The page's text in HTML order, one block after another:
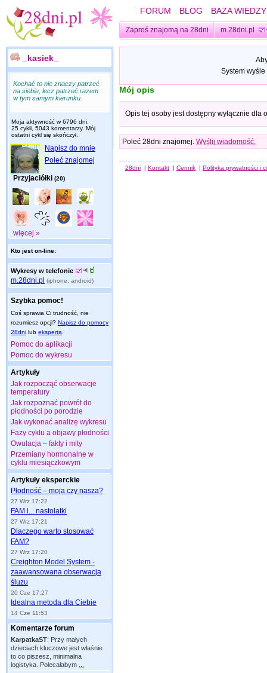
FORUM BLOG BAZA WIEDZY
Zaproś znajomą na 28dni m.28dni.pl
_kasiek_
Kochać to nie znaczy patrzeć
na siebie, lecz patrzeć razem
w tym samym kierunku.
Moja aktywność w 6796 dni:
25 cykli, 5043 komentarzy. Mój
ostatni cykl się skończył.
Napisz do mnie
Poleć znajomej
Przyjaciółki (20)
więcej »
Kto jest on-line:
Wykresy w telefonie
m.28dni.pl (iphone, android)
Szybka pomoc!
Coś sprawia Ci trudność, nie
rozumiesz opcji? Napisz do pomocy
28dni lub eksperta
Pomoc do aplikacji
Pomoc do wykresu
Artykuły
Jak rozpocząć obserwacje
temperatury
Jak rozpoznać powrót do
płodności po porodzie
Jak wykonać analizę wykresu
Fazy cyklu a objawy płodności
Owulacja – fakty i mity
Przemiany hormonalne w
cyklu miesiączkowym
Artykuły eksperckie
Płodność – moja czy nasza?
27 Wrz 17:22
FAM i... nastolatki
27 Wrz 17:21
Dlaczego warto stosować
FAM?
27 Wrz 17:20
Creighton Model System -
zaawansowana obserwacja
śluzu
20 Cze 17:27
Idealna metoda dla Ciebie
14 Cze 11:53
Komentarze forum
KarpatkaST: Przy małych
dzieciach kluczowe jest właśnie
to co piszesz, minimalna
logistyka. Polecałabym
System
Mój opis
Opis tej osoby jest dostępny wyłącznie dla
Poleć 28dni znajomej. Wyślij wiadomość.
28dni | Kontakt | Cennik | Polityka prywatności i